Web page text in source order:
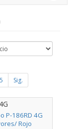
Sig.
P-186RD 4G
Rojo